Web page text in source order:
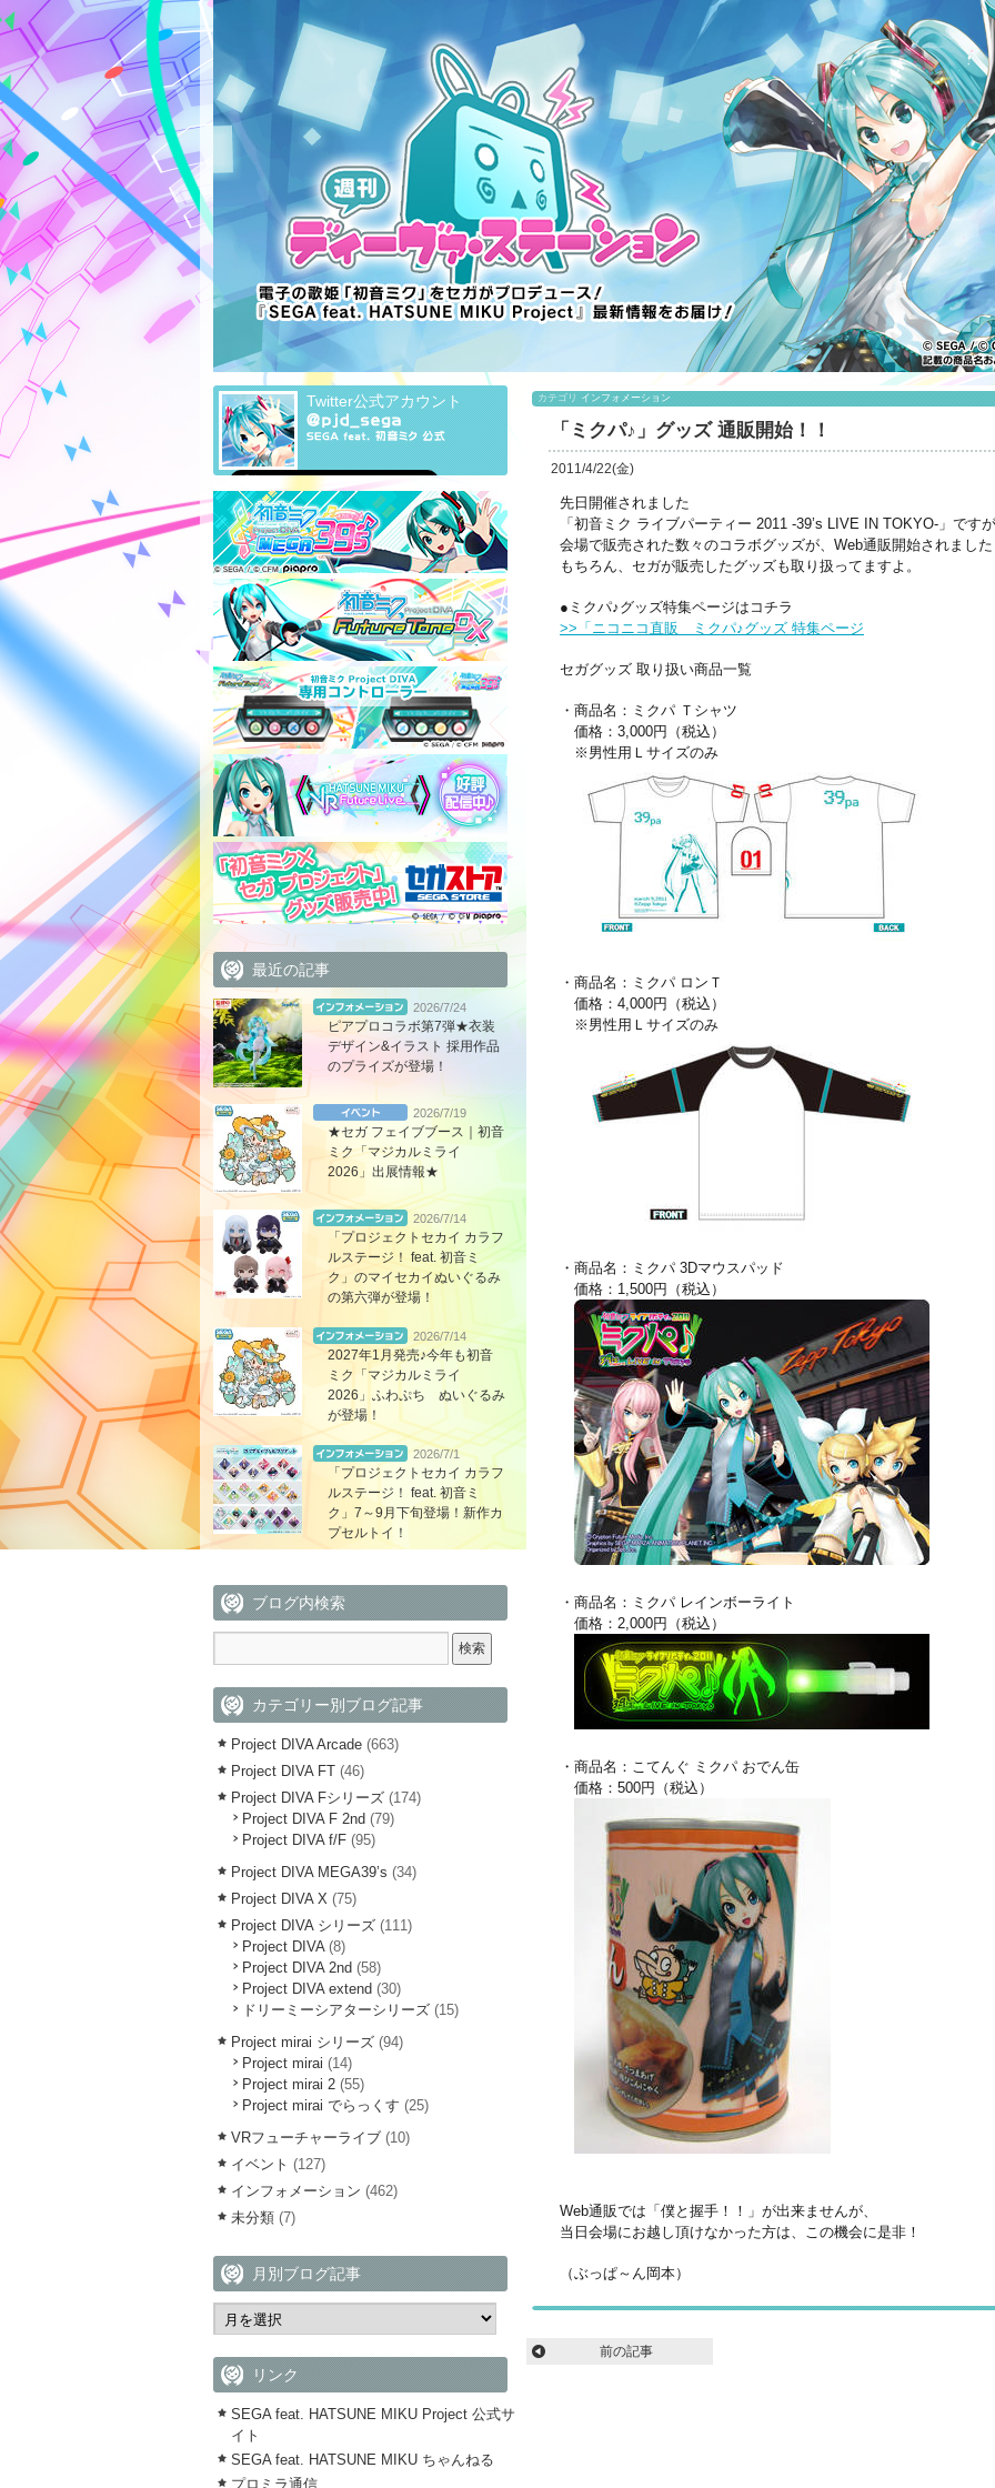
カテゴリ インフォメーション
「ミクパ♪」グッズ 通販開始！！
2011/4/22(金)
先日開催されました
「初音ミク ライブパーティー 2011 -39’s LIVE IN TOKYO-」です
会場で販売された数々のコラボグッズが、Web通販開始されまし
もちろん、セガが販売したグッズも取り扱ってますよ。
●ミクパ♪グッズ特集ページはコチラ
>>「ニコニコ直販 ミクパ♪グッズ 特集ページ
セガグッズ 取り扱い商品一覧
・商品名：ミクパ Ｔシャツ
価格：3,000円（税込）
※男性用Ｌサイズのみ
・商品名：ミクパ ロンＴ
価格：4,000円（税込）
※男性用Ｌサイズのみ
・商品名：ミクパ 3Dマウスパッド
価格：1,500円（税込）
・商品名：ミクパ レインボーライト
価格：2,000円（税込）
・商品名：こてんぐ ミクパ おでん缶
価格：500円（税込）
Web通販では「僕と握手！！」が出来ませんが、
当日会場にお越し頂けなかった方は、この機会に是非！
（ぶっぱ～ん岡本）
前の記事
Twitter公式アカウント
最近の記事
2026/7/24
ピアプロコラボ第7弾★衣装
デザイン&イラスト 採用作品
のプライズが登場！
2026/7/19
★セガ フェイブブース｜初音
ミク「マジカルミライ
2026」出展情報★
2026/7/14
「プロジェクトセカイ カラフ
ルステージ！ feat. 初音ミ
ク」のマイセカイぬいぐるみ
の第六弾が登場！
2026/7/14
2027年1月発売♪今年も初音
ミク「マジカルミライ
2026」ふわぷち ぬいぐるみ
が登場！
2026/7/1
「プロジェクトセカイ カラフ
ルステージ！ feat. 初音ミ
ク」7～9月下旬登場！新作カ
プセルトイ！
ブログ内検索
カテゴリー別ブログ記事
Project DIVA Arcade (663)
Project DIVA FT (46)
Project DIVA Fシリーズ (174)
Project DIVA F 2nd (79)
Project DIVA f/F (95)
Project DIVA MEGA39’s (34)
Project DIVA X (75)
Project DIVA シリーズ (111)
Project DIVA(8)
Project DIVA 2nd (58)
Project DIVA extend (30)
ドリーミーシアターシリーズ (15)
Project mirai シリーズ (94)
Project mirai (14)
Project mirai 2 (55)
Project mirai でらっくす (25)
VRフューチャーライブ (10)
イベント (127)
インフォメーション (462)
未分類 (7)
月別ブログ記事
リンク
SEGA feat. HATSUNE MIKU Project 公式サ
イト
SEGA feat. HATSUNE MIKU ちゃんねる
プロミラ通信